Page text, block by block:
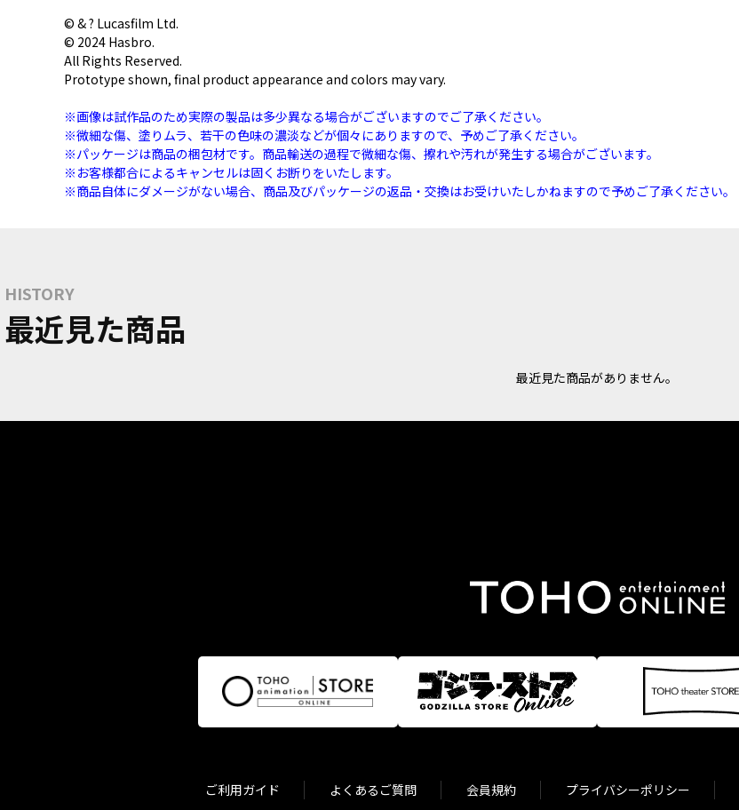
© & ? Lucasfilm Ltd.
© 2024 Hasbro.
All Rights Reserved.
Prototype shown, final product appearance and colors may vary.
※画像は試作品のため実際の製品は多少異なる場合がございますのでご了承ください。
※微細な傷、塗りムラ、若干の色味の濃淡などが個々にありますので、予めご了承ください。
※パッケージは商品の梱包材です。商品輸送の過程で微細な傷、擦れや汚れが発生する場合がございます。
※お客様都合によるキャンセルは固くお断りをいたします。
※商品自体にダメージがない場合、商品及びパッケージの返品・交換はお受けいたしかねますので予めご了承ください。
HISTORY
最近見た商品
最近見た商品がありません。
ご利用ガイド よくあるご質問 会員規約 プライバシーポリシー